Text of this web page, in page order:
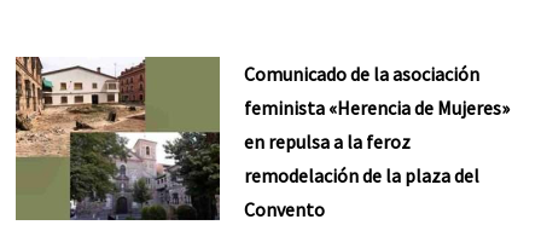
Comunicado de la asociación
feminista «Herencia de Mujeres»
en repulsa a la feroz
remodelación de la plaza del
Convento